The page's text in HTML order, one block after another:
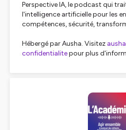
Perspective IA, le podcast qui
l'intelligence artificielle pour les
compétences, sécurité,
Hébergé par Ausha. Visitez
confidentialitepour plus